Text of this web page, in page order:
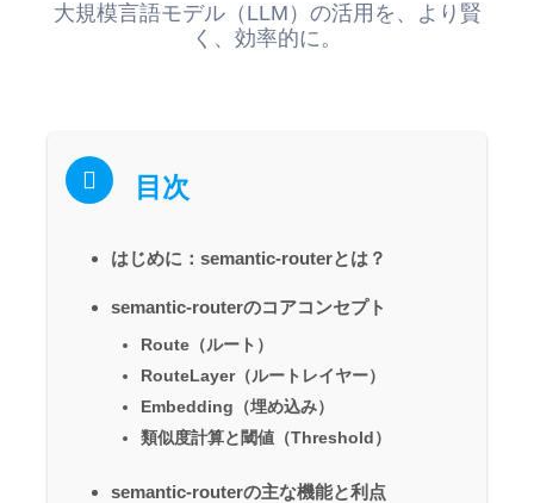
大規模言語モデル（LLM）の活用を、より賢
く、効率的に。
目次
はじめに：semantic-routerとは？
semantic-routerのコアコンセプト
Route（ルート）
RouteLayer（ルートレイヤー）
Embedding（埋め込み）
類似度計算と閾値（Threshold）
semantic-routerの主な機能と利点